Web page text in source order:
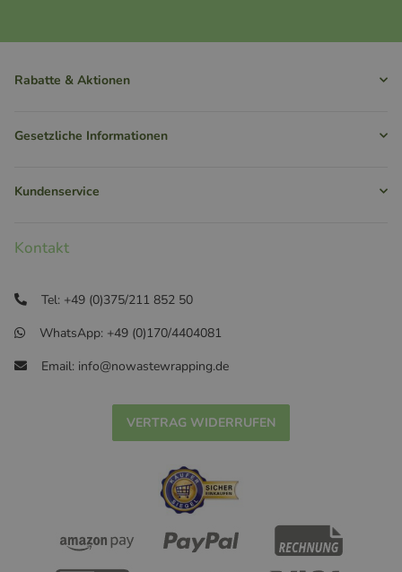
Rabatte & Aktionen
Gesetzliche Informationen
Kundenservice
Kontakt
Tel: +49 (0)375/211 852 50
WhatsApp: +49 (0)170/4404081
Email: info@nowastewrapping.de
VERTRAG WIDERRUFEN